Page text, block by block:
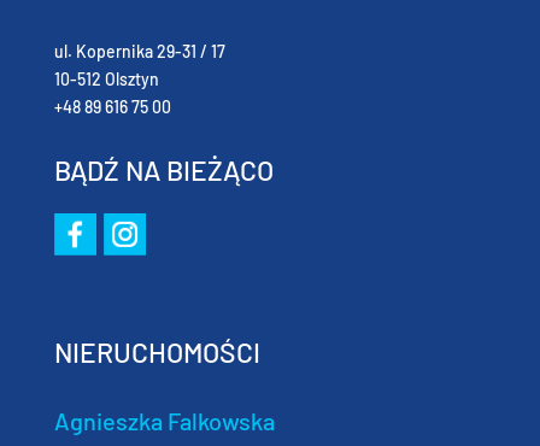
ul. Kopernika 29-31 / 17
10-512 Olsztyn
+48 89 616 75 00
BĄDŹ NA BIEŻĄCO
NIERUCHOMOŚCI
Agnieszka Falkowska